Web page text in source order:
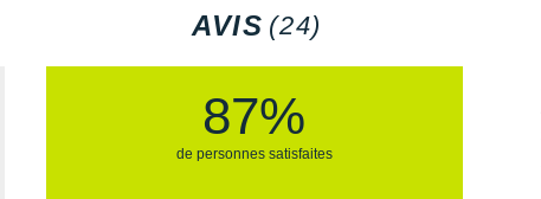
AVIS (24)
87%
de personnes satisfaites